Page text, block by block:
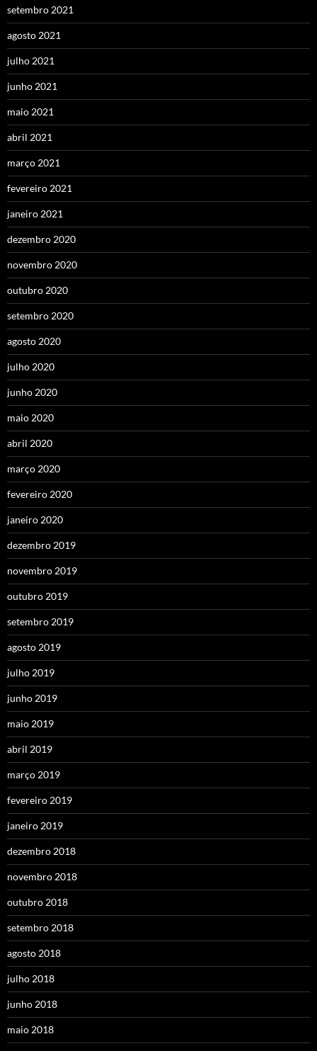
setembro 2021
agosto 2021
julho 2021
junho 2021
maio 2021
abril 2021
março 2021
fevereiro 2021
janeiro 2021
dezembro 2020
novembro 2020
outubro 2020
setembro 2020
agosto 2020
julho 2020
junho 2020
maio 2020
abril 2020
março 2020
fevereiro 2020
janeiro 2020
dezembro 2019
novembro 2019
outubro 2019
setembro 2019
agosto 2019
julho 2019
junho 2019
maio 2019
abril 2019
março 2019
fevereiro 2019
janeiro 2019
dezembro 2018
novembro 2018
outubro 2018
setembro 2018
agosto 2018
julho 2018
junho 2018
maio 2018